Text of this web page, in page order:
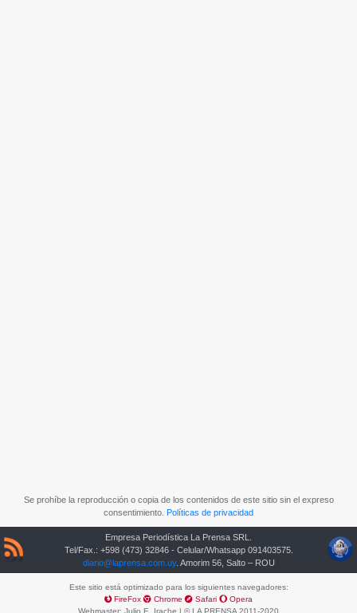
Se prohíbe la reproducción o copia de los contenidos de este sitio sin el expreso
consentimiento. Políticas de privacidad
Empresa Periodística La Prensa SRL.
Tel/Fax.: +598 (473) 32846 - Celular/Whatsapp 091403575.
diario@laprensa.com.uy. Amorim 56, Salto – ROU
Este sitio está optimizado para los siguientes navegadores:
FireFox
Chrome Safari
Opera
Webmaster: Julio E. Irache | © LA PRENSA 2011-2020